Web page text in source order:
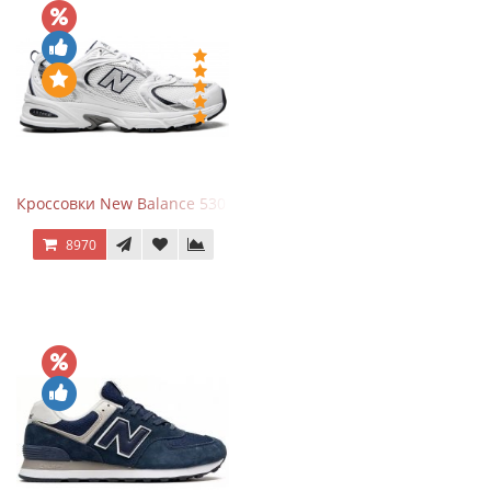
Кроссовки New Balance 530 White Silver Navy
8970